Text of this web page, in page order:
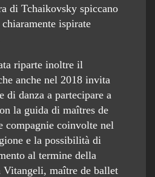
di Tchaikovsky spiccano
ispirate
riparte inoltre il
anche nel 2018 invita
danza a partecipare a
la guida di maîtres de
compagnie coinvolte nel
e la possibilità di
al termine della
Vitangeli, maître de ballet